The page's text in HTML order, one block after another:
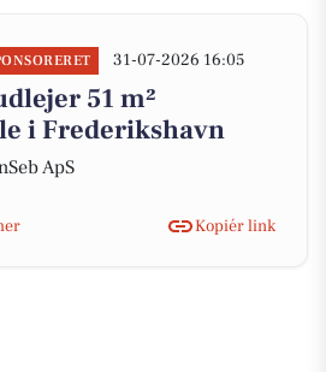
31-07-2026 16:05
51 m²
i Frederikshavn
ApS
Kopiér link